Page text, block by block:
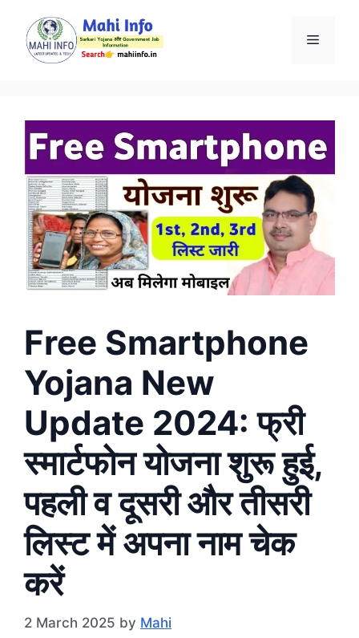
content
Menu
Free Smartphone
Yojana New
Update 2024: फ्री
स्मार्टफोन योजना शुरू हुई,
पहली व दूसरी और तीसरी
लिस्ट में अपना नाम चेक
करें
2 March 2025 by Mahi